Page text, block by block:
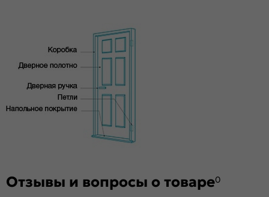
Без стекла
Декор
Особенности
Двери с алюминиевой кромкой укомплектованы
механизмом магнитной защелки для легкого и практически
бесшумного закрывания; выполнена фрезеровка под
Отзывы и вопросы о товаре0